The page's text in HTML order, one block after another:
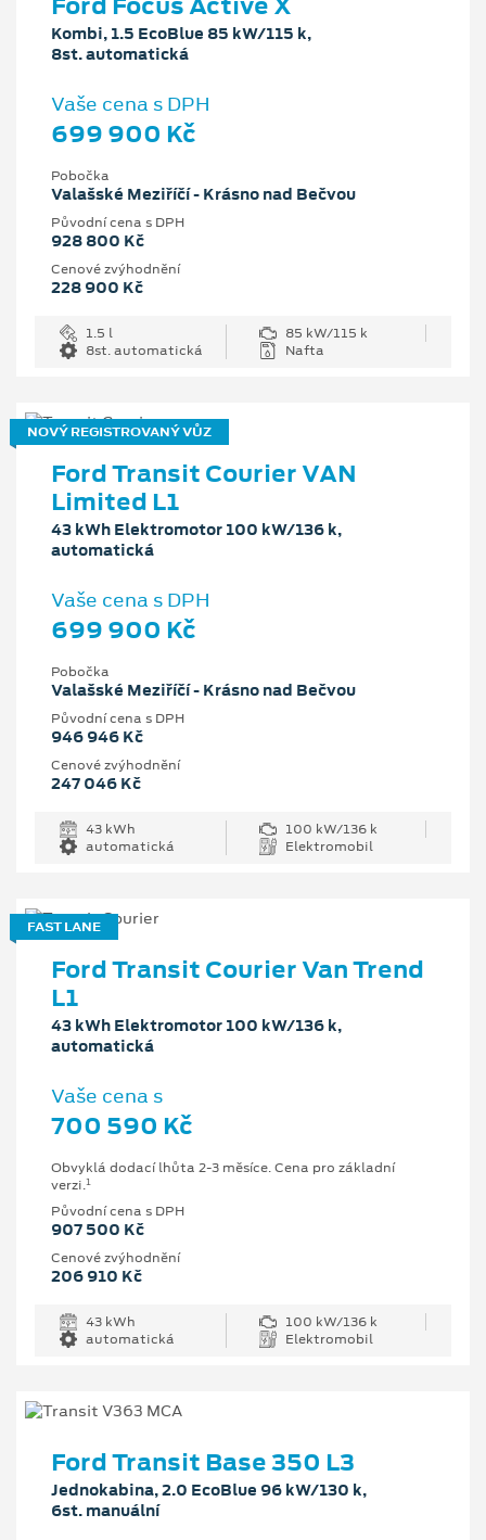
Kombi, 1.5 EcoBlue 85 kW/115 k,
8st. automatická
Vaše cena s DPH
699 900 Kč
Pobočka
Valašské Meziříčí - Krásno nad Bečvou
Původní cena s DPH
928 800 Kč
Cenové zvýhodnění
228 900 Kč
1.5 l
85 kW/115 k
8st. automatická
Nafta
NOVÝ REGISTROVANÝ VŮZ
Ford Transit Courier VAN
Limited L1
43 kWh Elektromotor 100 kW/136 k,
automatická
Vaše cena s DPH
699 900 Kč
Pobočka
Valašské Meziříčí - Krásno nad Bečvou
Původní cena s DPH
946 946 Kč
Cenové zvýhodnění
247 046 Kč
43 kWh
100 kW/136 k
automatická
Elektromobil
FAST LANE
Ford Transit Courier Van Trend
L1
43 kWh Elektromotor 100 kW/136 k,
automatická
Vaše cena s
700 590 Kč
Obvyklá dodací lhůta 2-3 měsíce. Cena pro základní
verzi.1
Původní cena s DPH
907 500 Kč
Cenové zvýhodnění
206 910 Kč
43 kWh
100 kW/136 k
automatická
Elektromobil
Ford Transit Base 350 L3
Jednokabina, 2.0 EcoBlue 96 kW/130 k,
6st. manuální